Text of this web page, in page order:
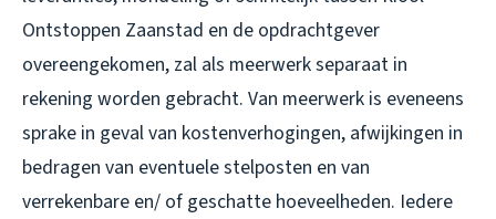
Ontstoppen Zaanstad en de opdrachtgever
overeengekomen, zal als meerwerk separaat in
rekening worden gebracht. Van meerwerk is eveneens
sprake in geval van kostenverhogingen, afwijkingen in
bedragen van eventuele stelposten en van
verrekenbare en/ of geschatte hoeveelheden. Iedere